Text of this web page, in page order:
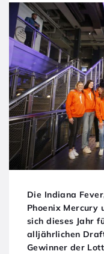
Die Indiana
Phoenix Mercury
sich dieses Jahr
alljährlichen
Gewinner der